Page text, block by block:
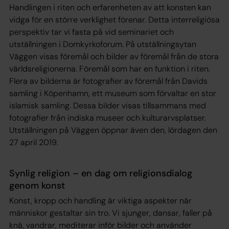
Handlingen i riten och erfarenheten av att konsten kan
vidga för en större verklighet förenar. Detta interreligiösa
perspektiv tar vi fasta på vid seminariet och
utställningen i Domkyrkoforum. På utställningsytan
Väggen visas föremål och bilder av föremål från de stora
världsreligionerna. Föremål som har en funktion i riten.
Flera av bilderna är fotografier av föremål från Davids
samling i Köpenhamn, ett museum som förvaltar en stor
islamisk samling. Dessa bilder visas tillsammans med
fotografier från indiska museer och kulturarvsplatser.
Utställningen på Väggen öppnar även den, lördagen den
27 april 2019.
Synlig religion – en dag om religionsdialog
genom konst
Konst, kropp och handling är viktiga aspekter när
människor gestaltar sin tro. Vi sjunger, dansar, faller på
knä, vandrar, mediterar inför bilder och använder